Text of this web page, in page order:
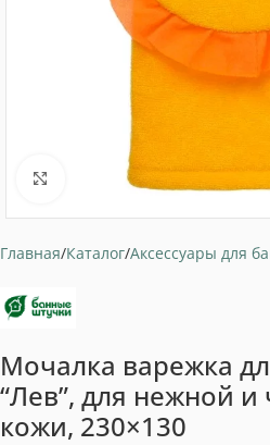
Нажмите, чтобы увеличить
Главная Каталог Аксессуары для
Мочалка варежка
“Лев”, для нежной и
кожи, 230×130